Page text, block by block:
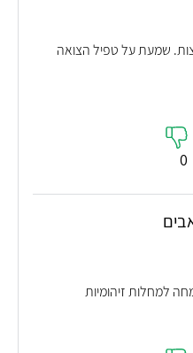
שמעת על טפיל הצואה
0
למחלות זיהומיות